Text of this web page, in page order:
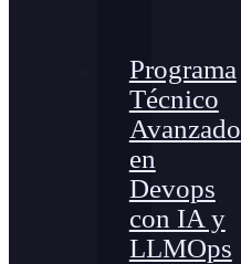
Programa
Técnico
Avanzado
en
Devops
con IA y
LLMOps